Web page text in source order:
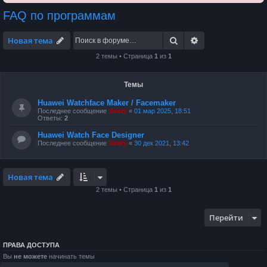
FAQ по программам
Новая тема Поиск
2 темы • Страница 1 из 1
Темы
Huawei Watchface Maker / Facemaker
Последнее сообщение Valery « 01 мар 2025, 18:51
Ответы: 2
Huawei Watch Face Designer
Последнее сообщение Valery « 30 дек 2021, 13:42
Новая тема
2 темы • Страница 1 из 1
Перейти
ПРАВА ДОСТУПА
Вы не можете начинать темы